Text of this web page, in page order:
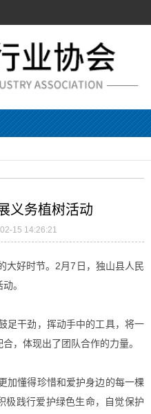
义务植树活动
15 14:26:21
大好时节。2月7日，独山县人民
。
足干劲，挥动手中的工具，将一
，体现出了团队合作的力量。
加懂得珍惜和爱护身边的每一棵
极践行爱护绿色生命，自觉保护